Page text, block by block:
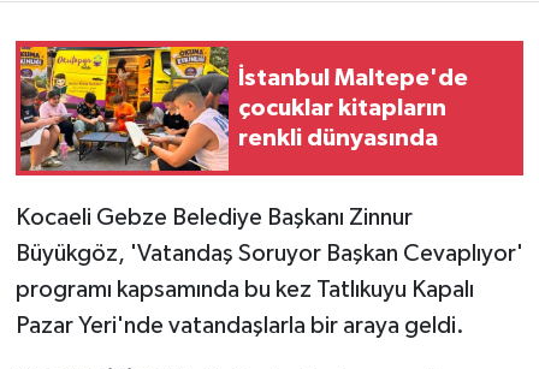
İstanbul Maltepe'de
çocuklar kitapların
renkli dünyasında
Kocaeli Gebze Belediye Başkanı Zinnur
Büyükgöz, 'Vatandaş Soruyor Başkan Cevaplıyor'
programı kapsamında bu kez Tatlıkuyu Kapalı
Pazar Yeri'nde vatandaşlarla bir araya geldi.